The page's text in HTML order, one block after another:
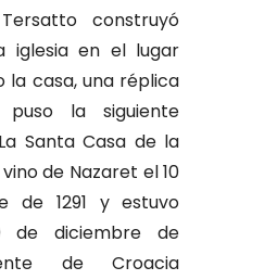
construyó
iglesia en el lugar
la casa, una réplica
la siguiente
Santa Casa de la
de Nazaret el 10
de 1291 y estuvo
de diciembre de
de Croacia